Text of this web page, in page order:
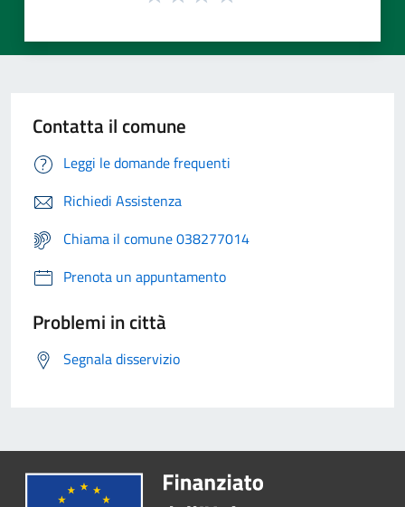
Contatta il comune
Leggi le domande frequenti
Richiedi Assistenza
Chiama il comune 038277014
Prenota un appuntamento
Problemi in città
Segnala disservizio